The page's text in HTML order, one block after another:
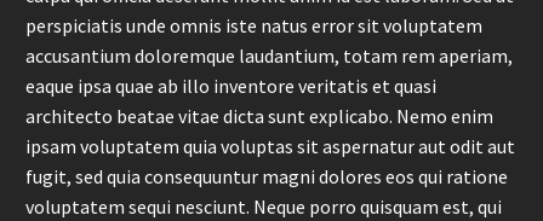
perspiciatis unde omnis iste natus error sit voluptatem
accusantium doloremque laudantium, totam rem aperiam,
eaque ipsa quae ab illo inventore veritatis et quasi
architecto beatae vitae dicta sunt explicabo. Nemo enim
ipsam voluptatem quia voluptas sit aspernatur aut odit aut
fugit, sed quia consequuntur magni dolores eos qui ratione
voluptatem sequi nesciunt. Neque porro quisquam est, qui